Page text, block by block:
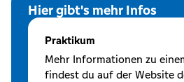
Hier gibt's mehr Infos
Praktikum
Mehr Informationen zu
findest du auf der Website